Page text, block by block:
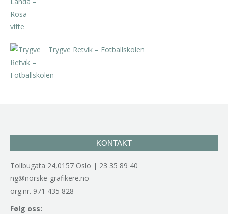
Trygve Retvik – Fotballskolen
KONTAKT
Tollbugata 24,0157 Oslo | 23 35 89 40
ng@norske-grafikere.no
org.nr. 971 435 828
Følg oss: